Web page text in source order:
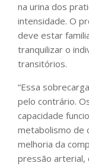
na urina dos
intensidade. O
deve estar
tranquilizar o
transitórios.
“Essa
pelo contrário.
capacidade
metabolismo de
melhoria da
pressão arterial,